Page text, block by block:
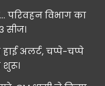
परिवहन विभाग का
सीज।
अलर्ट, चप्पे-चप्पे
शुरू।